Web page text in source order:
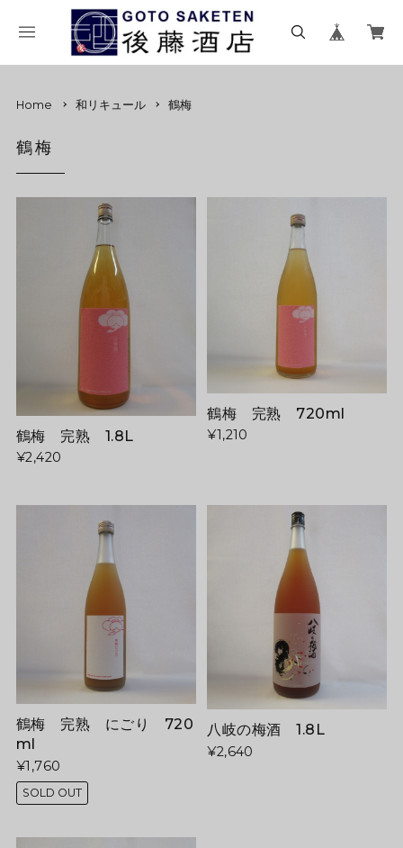
Home 和リキュール 鶴梅
鶴梅
鶴梅 完熟 1.8L
¥2,420
鶴梅 完熟 720ml
¥1,210
鶴梅 完熟 にごり 720
ml
¥1,760
SOLD OUT
八岐の梅酒 1.8L
¥2,640